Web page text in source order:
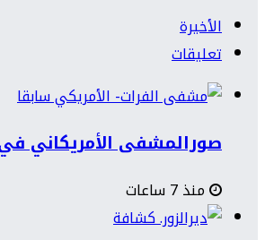
الأخيرة
تعليقات
صورالمشفى الأمريكاني في
منذ 7 ساعات